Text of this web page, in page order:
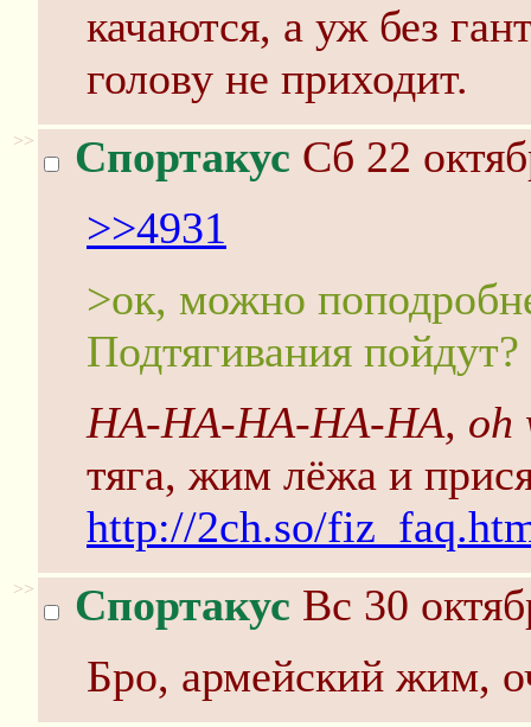
качаются, а уж без
голову не приходит.
>> Спортакус Сб 22
>>4931
>ок, можно
Подтягивания пойдут?
HA-HA-HA-HA-HA, oh
тяга, жим лёжа и
http://2ch.so/
>> Спортакус Вс 30
Бро, армейский жим,